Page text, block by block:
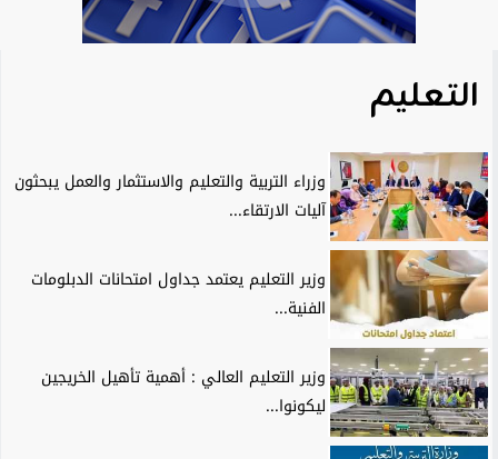
التعليم
وزراء التربية والتعليم والاستثمار والعمل يبحثون
آليات الارتقاء...
وزير التعليم يعتمد جداول امتحانات الدبلومات
الفنية...
وزير التعليم العالي : أهمية تأهيل الخريجين
ليكونوا...